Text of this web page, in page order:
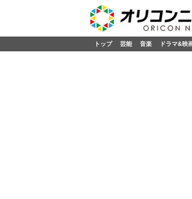
トップ 芸能 音楽 ドラマ&映